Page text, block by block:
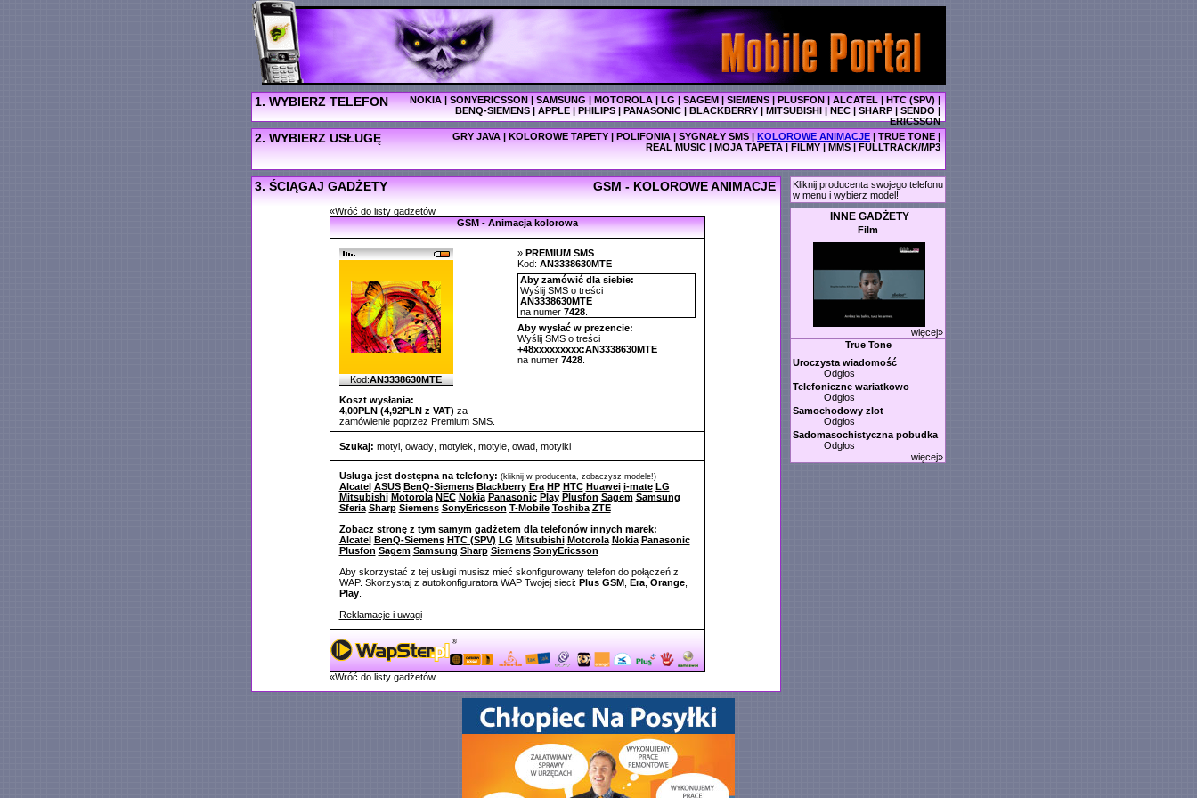
1. WYBIERZ TELEFON NOKIA|SONYERICSSON|SAMSUNG|MOTOROLA|LG|SAGEM|SIEMENS|PLUSFON|ALCATEL|HTC (SPV)|
BENQ-SIEMENS|APPLE|PHILIPS|PANASONIC|BLACKBERRY|MITSUBISHI|NEC|SHARP|SENDO|
ERICSSON
2. WYBIERZ USŁUGĘ GRY JAVA | KOLOROWE TAPETY | POLIFONIA | SYGNAŁY SMS | KOLOROWE ANIMACJE | TRUE TONE |
REAL MUSIC | MOJA TAPETA | FILMY | MMS | FULLTRACK/MP3
3. ŚCIĄGAJ GADŻETY GSM - KOLOROWE ANIMACJE
«Wróć do listy gadżetów
GSM - Animacja kolorowa
Kod:AN3338630MTE
Koszt wysłania:
4,00PLN (4,92PLN z VAT) za
zamówienie poprzez Premium SMS.
» PREMIUM SMS
Kod: AN3338630MTE
Aby zamówić dla siebie:
Wyślij SMS o treści
AN3338630MTE
na numer 7428.
Aby wysłać w prezencie:
Wyślij SMS o treści
+48xxxxxxxxx:AN3338630MTE
na numer 7428.
Szukaj: motyl, owady, motylek motyle, owad, motylki
Usługa jest dostępna na telefony: (kliknij w producenta, zobaczysz modele!)
Alcatel ASUS BenQ-Siemens Blackberry Era HP HTC Huawei i-mate LG
Mitsubishi Motorola NEC Nokia Panasonic Play Plusfon Sagem Samsung
Sferia Sharp Siemens SonyEricsson T-Mobile Toshiba ZTE
Zobacz stronę z tym samym gadżetem dla telefonów innych marek:
Alcatel BenQ-Siemens HTC (SPV) LG Mitsubishi Motorola Nokia Panasonic
Plusfon Sagem Samsung Sharp Siemens SonyEricsson
Aby skorzystać z tej usługi musisz mieć skonfigurowany telefon do połączeń z
WAP. Skorzystaj z autokonfiguratora WAP Twojej sieci: Plus GSM, Era, Orange,
Play.
Reklamacje i uwagi
«Wróć do listy gadżetów
Kliknij producenta swojego telefonu
w menu i wybierz model!
INNE GADŻETY
Film
więcej»
True Tone
Uroczysta wiadomość
Odgłos
Telefoniczne wariatkowo
Odgłos
Samochodowy zlot
Odgłos
Sadomasochistyczna pobudka
Odgłos
więcej»